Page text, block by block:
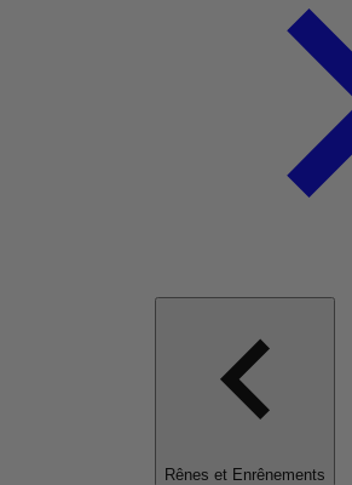
Rênes et Enrênements